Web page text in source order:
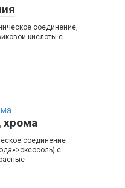
соединение,
кислоты с
соединение
с